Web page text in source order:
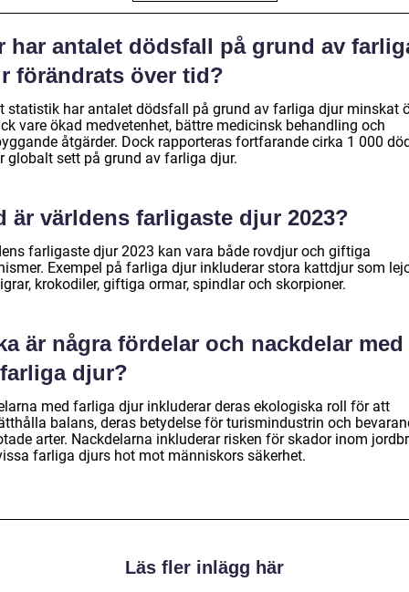
har antalet dödsfall på grund av
förändrats över tid?
statistik har antalet dödsfall på grund av farliga djur minskat
vare ökad medvetenhet, bättre medicinsk behandling och
åtgärder. Dock rapporteras fortfarande cirka 1 000
globalt sett på grund av farliga djur.
är världens farligaste djur 2023?
farligaste djur 2023 kan vara både rovdjur och giftiga
Exempel på farliga djur inkluderar stora kattdjur som
krokodiler, giftiga ormar, spindlar och skorpioner.
är några fördelar och nackdelar med
djur?
med farliga djur inkluderar deras ekologiska roll för att
balans, deras betydelse för turismindustrin och
arter. Nackdelarna inkluderar risken för skador inom
farliga djurs hot mot människors säkerhet.
Läs fler inlägg här